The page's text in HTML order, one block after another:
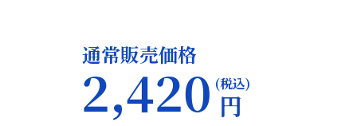
通常販売価格
2,420 (税込)
円